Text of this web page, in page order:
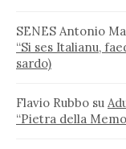
SENES Antonio
“Si ses Italianu,
sardo)
Flavio Rubbo su
“Pietra della